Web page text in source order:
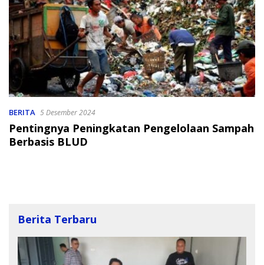
BERITA 5 Desember 2024
Pentingnya Peningkatan Pengelolaan Sampah
Berbasis BLUD
Berita Terbaru